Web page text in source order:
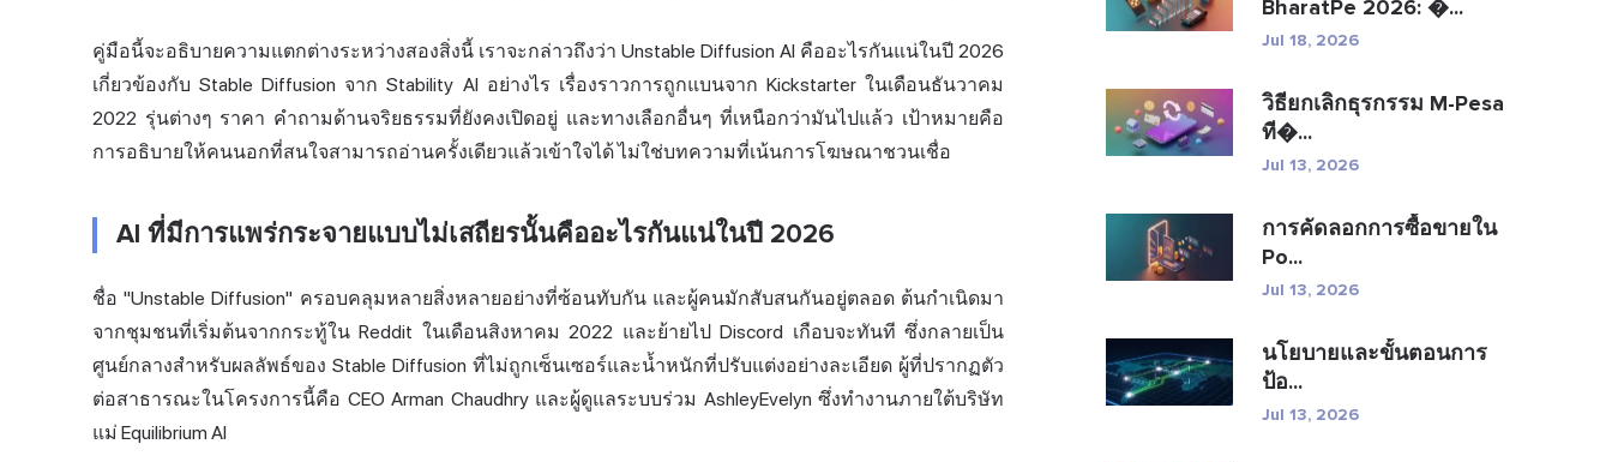
คู่มือนี้จะอธิบายความแตกต่างระหว่างสองสิ่งนี้ เราจะกล่าวถึงว่า Unstable Diffusion AI คืออะไรกันแน่ในปี 2026
เกี่ยวข้องกับ Stable Diffusion จาก Stability AI อย่างไร เรื่องราวการถูกแบนจาก Kickstarter ในเดือนธันวาคม
2022 รุ่นต่างๆ ราคา คำถามด้านจริยธรรมที่ยังคงเปิดอยู่ และทางเลือกอื่นๆ ที่เหนือกว่ามันไปแล้ว เป้าหมายคือ
การอธิบายให้คนนอกที่สนใจสามารถอ่านครั้งเดียวแล้วเข้าใจได้ ไม่ใช่บทความที่เน้นการโฆษณาชวนเชื่อ
AI ที่มีการแพร่กระจายแบบไม่เสถียรนั้นคืออะไรกันแน่ในปี 2026
ชื่อ "Unstable Diffusion" ครอบคลุมหลายสิ่งหลายอย่างที่ซ้อนทับกัน และผู้คนมักสับสนกันอยู่ตลอด ต้นกำเนิดมา
จากชุมชนที่เริ่มต้นจากกระทู้ใน Reddit ในเดือนสิงหาคม 2022 และย้ายไป Discord เกือบจะทันที ซึ่งกลายเป็น
ศูนย์กลางสำหรับผลลัพธ์ของ Stable Diffusion ที่ไม่ถูกเซ็นเซอร์และน้ำหนักที่ปรับแต่งอย่างละเอียด ผู้ที่ปรากฏตัว
ต่อสาธารณะในโครงการนี้คือ CEO Arman Chaudhry และผู้ดูแลระบบร่วม AshleyEvelyn ซึ่งทำงานภายใต้บริษัท
แม่ Equilibrium AI
BharatPe 2026: �...
Jul 18, 2026
วิธียกเลิกธุรกรรม M-Pesa
ที�...
Jul 13, 2026
การคัดลอกการซื้อขายใน
Po...
Jul 13, 2026
นโยบายและขั้นตอนการ
ป้อ...
Jul 13, 2026